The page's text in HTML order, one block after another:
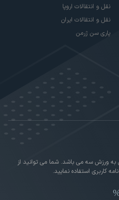
نقل و انتقالات اروپا
نقل و انتقالات ایران
پاری سن ژرمن
ورزش سه می باشد. شما می توانید از
استفاده نمایید.